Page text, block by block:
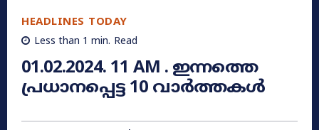
HEADLINES TODAY
Less than 1 min. Read
01.02.2024. 11 AM . ഇന്നത്തെ
പ്രധാനപ്പെട്ട 10 വാർത്തകൾ